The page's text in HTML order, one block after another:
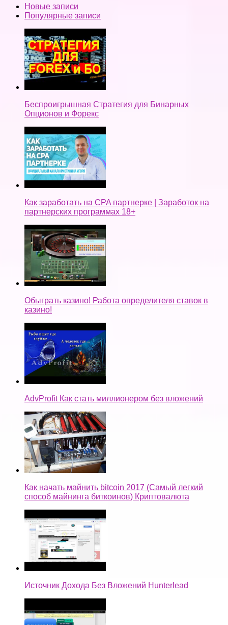
Новые записи
Популярные записи
Беспроигрышная Стратегия для Бинарных
Опционов и Форекс
Как заработать на CPA партнерке | Заработок на
партнерских программах 18+
Обыграть казино! Работа определителя ставок в
казино!
AdvProfit Как стать миллионером без вложений
Как начать майнить bitcoin 2017 (Самый легкий
способ майнинга биткоинов) Криптовалюта
Источник Дохода Без Вложений Hunterlead